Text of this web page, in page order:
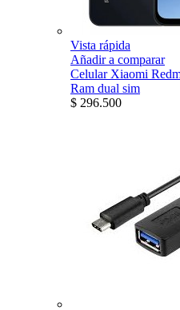
Vista rápida
Añadir a comparar
Celular Xiaomi
Ram dual sim
$ 296.500